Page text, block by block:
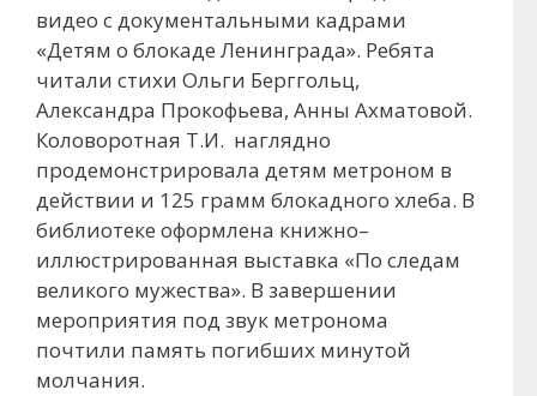
видео с документальными кадрами
«Детям о блокаде Ленинграда». Ребята
читали стихи Ольги Берггольц,
Александра Прокофьева, Анны Ахматовой.
Коловоротная Т.И. наглядно
продемонстрировала детям метроном в
действии и 125 грамм блокадного хлеба. В
библиотеке оформлена книжно–
иллюстрированная выставка «По следам
великого мужества». В завершении
мероприятия под звук метронома
почтили память погибших минутой
молчания.